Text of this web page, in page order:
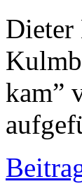
Dieter
kam”